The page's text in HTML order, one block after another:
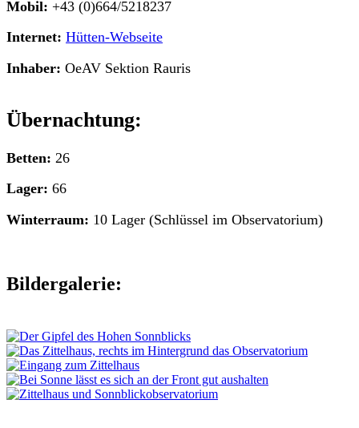
Mobil: +43 (0)664/5218237
Internet: Hütten-Webseite
Inhaber: OeAV Sektion Rauris
Übernachtung:
Betten: 26
Lager: 66
Winterraum: 10 Lager (Schlüssel im Observatorium)
Bildergalerie: